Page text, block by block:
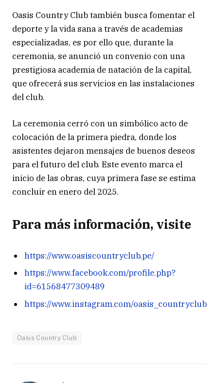
Oasis Country Club también busca fomentar el
deporte y la vida sana a través de academias
especializadas, es por ello que, durante la
ceremonia, se anunció un convenio con una
prestigiosa academia de natación de la capital,
que ofrecerá sus servicios en las instalaciones
del club.
La ceremonia cerró con un simbólico acto de
colocación de la primera piedra, donde los
asistentes dejaron mensajes de buenos deseos
para el futuro del club. Este evento marca el
inicio de las obras, cuya primera fase se estima
concluir en enero del 2025.
Para más información, visite
https://www.oasiscountryclub.pe/
https://www.facebook.com/profile.php?
id=61568477309489
https://www.instagram.com/oasis_countryclub
Oasis Country Club